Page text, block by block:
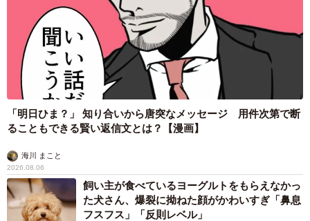
「明日ひま？」 知り合いから唐突なメッセージ 用件次第で断
ることもできる賢い返信文とは？【漫画】
海川 まこと
2026.08.06
飼い主が食べているヨーグルトをもらえなかっ
た犬さん、爆裂に拗ねた顔がかわいすぎ「鼻息
フスフス」「反則レベル」